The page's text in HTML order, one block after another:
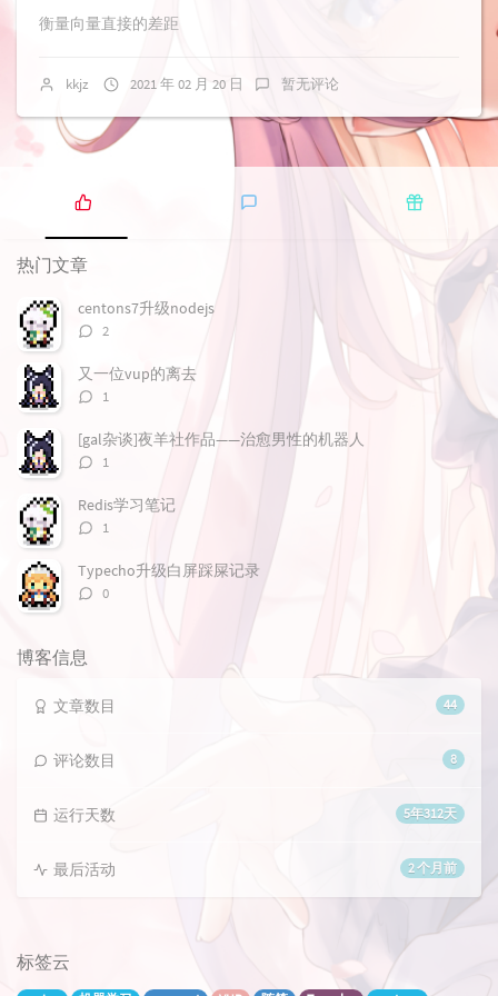
衡量向量直接的差距
kkjz 2021 年 02 月 20 日 暂无评论
热
门
文
机
热门文章
centons7升级nodejs
评
数：
2
又一位vup的离去
评
数：
1
[gal杂谈]夜羊社作品——治愈男性的机器人
评
数：
1
Redis学习笔记
评
数：
1
Typecho升级白屏踩屎记录
评
0
博客信息
44
文章数目
8
评论数目
5年312天
运行天数
2 个月前
最后活动
标签云